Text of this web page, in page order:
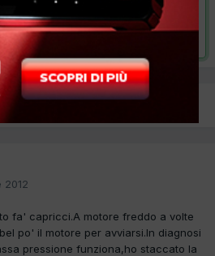
SOLUZIONE
31 Dicembre 2012
2012
fa' capricci.A motore freddo a volte
po' il motore per avviarsi.In diagnosi
pressione funziona,ho staccato la